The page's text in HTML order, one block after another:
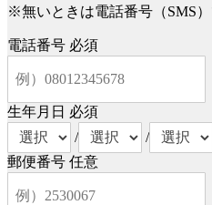
※無いときは電話番号（SMS
電話番号 必須
生年月日 必須
/
/
郵便番号 任意